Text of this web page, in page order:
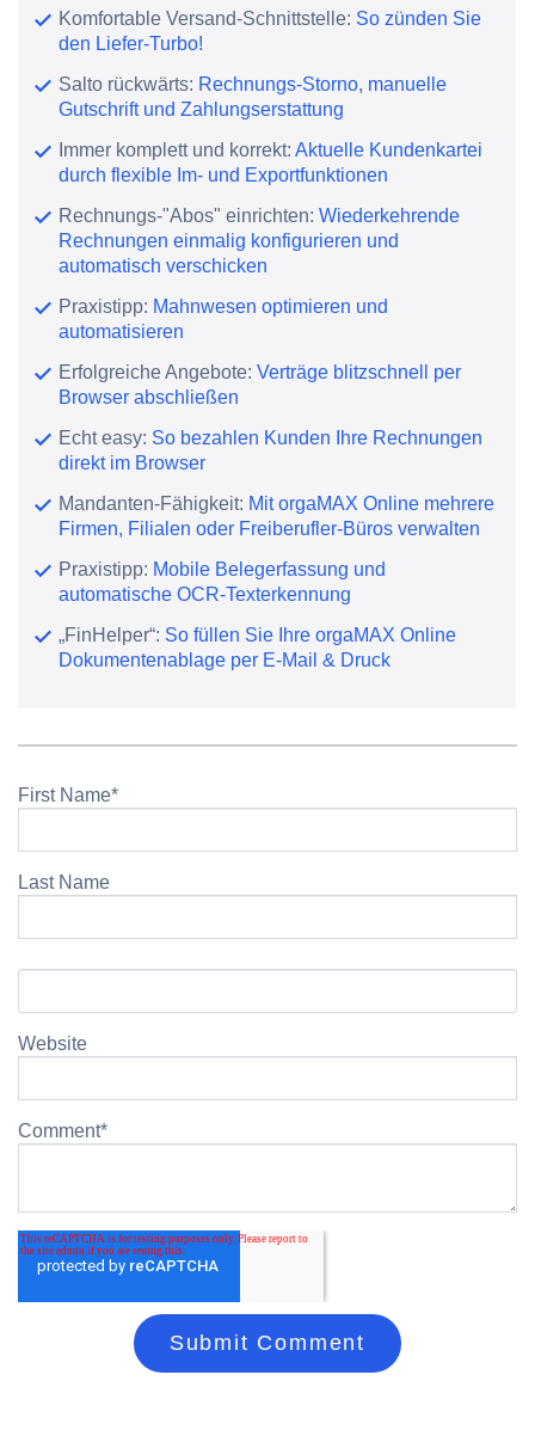
Komfortable Versand-Schnittstelle: So zünden Sie
den Liefer-Turbo!
Salto rückwärts: Rechnungs-Storno, manuelle
Gutschrift und Zahlungserstattung
Immer komplett und korrekt:Aktuelle Kundenkartei
durch flexible Im- und Exportfunktionen
Rechnungs-"Abos" einrichten:Wiederkehrende
Rechnungen einmalig konfigurieren und
automatisch verschicken
Praxistipp: Mahnwesen optimieren und
automatisieren
Erfolgreiche Angebote:Verträge blitzschnell per
Browser abschließen
Echt easy: So bezahlen Kunden Ihre Rechnungen
direkt im Browser
Mandanten-Fähigkeit: Mit orgaMAX Online mehrere
Firmen, Filialen oder Freiberufler-Büros verwalten
Praxistipp: Mobile Belegerfassung und
automatische OCR-Texterkennung
„FinHelper“: So füllen Sie Ihre orgaMAX Online
Dokumentenablage per E-Mail & Druck
First Name*
Last Name
Website
Comment*